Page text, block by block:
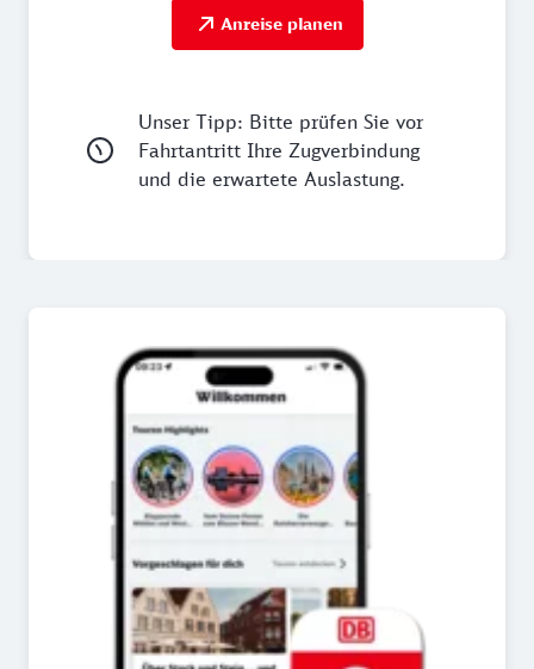
Anreise planen
Unser Tipp: Bitte prüfen Sie vor
Fahrtantritt Ihre Zugverbindung
und die erwartete Auslastung.